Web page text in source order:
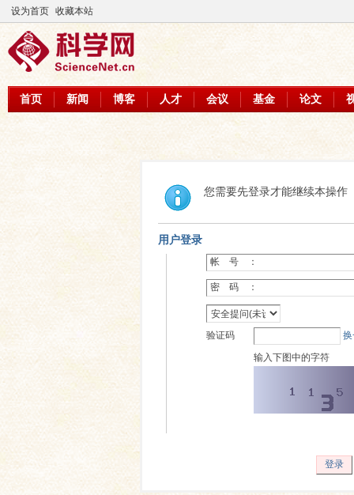
设为首页 收藏本站
首页 新闻 博客 人才 会议 基金 论文
您需要先登录才能继续本操作
用户登录
帐 号 ：
密 码 ：
验证码
输入下图中的字符
登录